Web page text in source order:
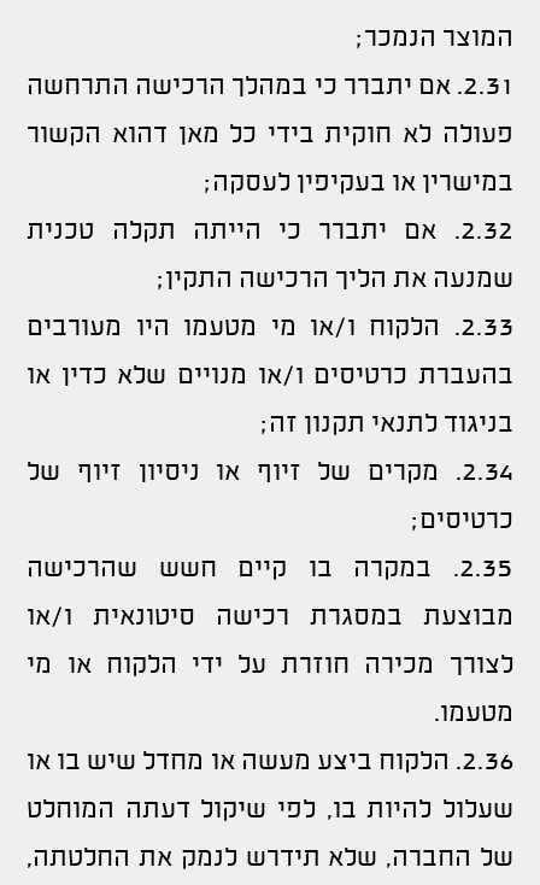
המוצר הנמכר;
2.31. אם יתברר כי במהלך הרכישה התרחשה
פעולה לא חוקית בידי כל מאן דהוא הקשור
במישרין או בעקיפין לעסקה;
2.32. אם יתברר כי הייתה תקלה טכנית
שמנעה את הליך הרכישה התקין;
2.33. הלקוח ו/או מי מטעמו היו מעורבים
בהעברת כרטיסים ו/או מנויים שלא כדין או
בניגוד לתנאי תקנון זה;
2.34. מקרים של זיוף או ניסיון זיוף של
כרטיסים;
2.35. במקרה בו קיים חשש שהרכישה
מבוצעת במסגרת רכישה סיטונאית ו/או
לצורך מכירה חוזרת על ידי הלקוח או מי
מטעמו.
2.36. הלקוח ביצע מעשה או מחדל שיש בו או
שעלול להיות בו, לפי שיקול דעתה המוחלט
של החברה, שלא תידרש לנמק את החלטתה,